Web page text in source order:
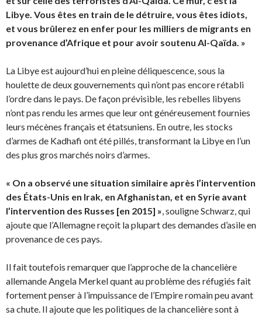
Libye. Vous êtes en train de le détruire, vous êtes idiots,
et vous brûlerez en enfer pour les milliers de migrants en
provenance d’Afrique et pour avoir soutenu Al-Qaïda. »
La Libye est aujourd’hui en pleine déliquescence, sous la
houlette de deux gouvernements qui n’ont pas encore rétabli
l’ordre dans le pays. De façon prévisible, les rebelles libyens
n’ont pas rendu les armes que leur ont généreusement fournies
leurs mécènes français et étatsuniens. En outre, les stocks
d’armes de Kadhafi ont été pillés, transformant la Libye en l’un
des plus gros marchés noirs d’armes.
« On a observé une situation similaire après l’intervention
des États-Unis en Irak, en Afghanistan, et en Syrie avant
l’intervention des Russes [en 2015] » , souligne Schwarz, qui
ajoute que l’Allemagne reçoit la plupart des demandes d’asile en
provenance de ces pays.
Il fait toutefois remarquer que l’approche de la chancelière
allemande Angela Merkel quant au problème des réfugiés fait
fortement penser à l’impuissance de l’Empire romain peu avant
sa chute. Il ajoute que les politiques de la chancelière sont à